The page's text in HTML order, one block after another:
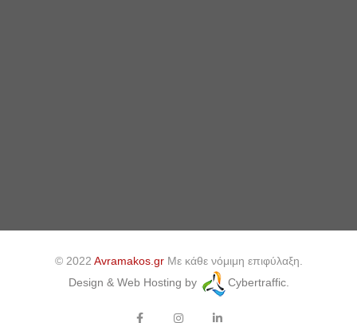
© 2022 Avramakos.grΜε κάθε νόμιμη επιφύλαξη.
Design & Web Hosting by
Cybertraffic.